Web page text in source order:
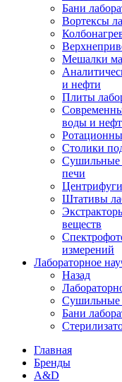
Бани
Вортексы
Мешалки
и нефти
Плиты
воды и
Столики
Сушильные
печи
Штативы
веществ
измерений
Лабораторное
Назад
Бани
Главная
Бренды
A&D